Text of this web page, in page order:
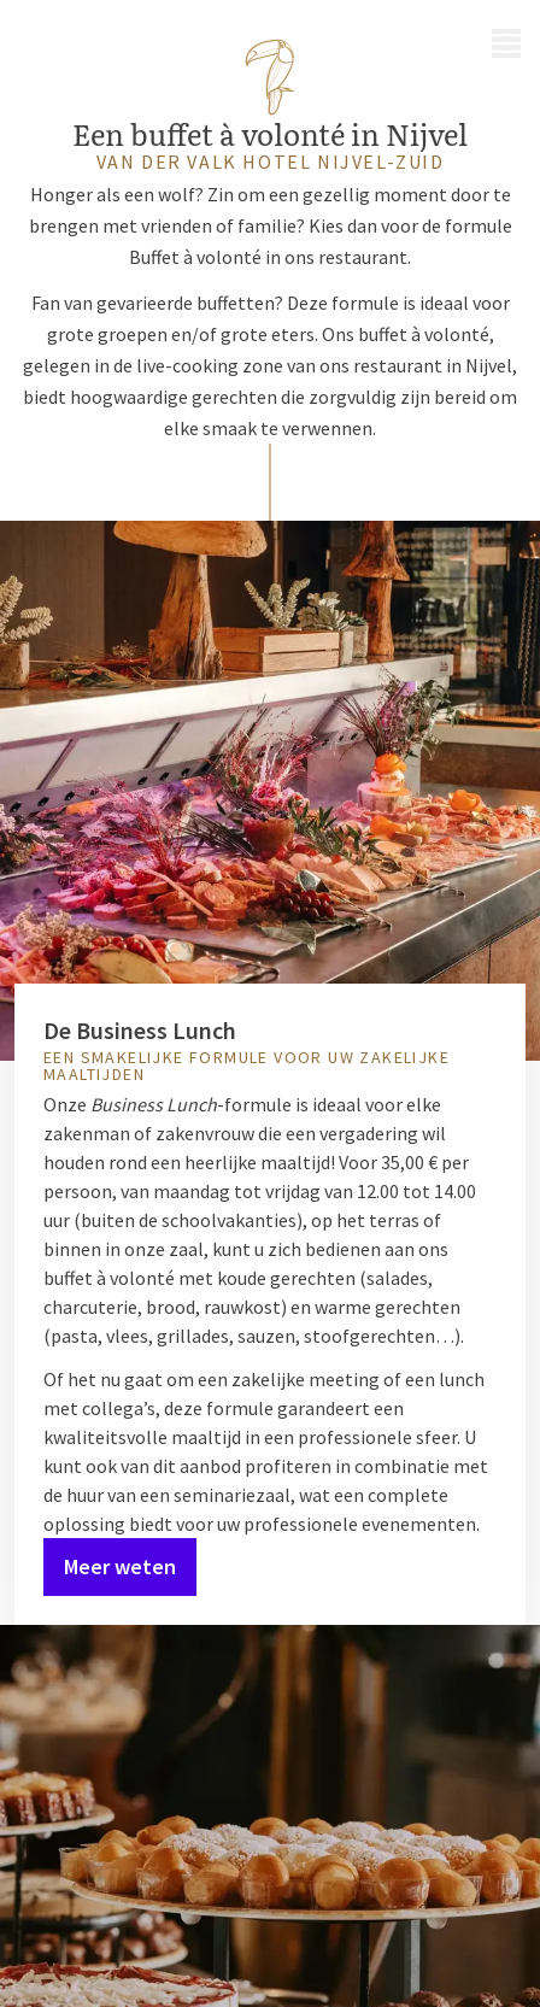
Een buffet à volonté in Nijvel
VAN DER VALK HOTEL NIJVEL-ZUID
Honger als een wolf? Zin om een gezellig moment door te
brengen met vrienden of familie? Kies dan voor de formule
Buffet à volonté in ons restaurant.
Fan van gevarieerde buffetten? Deze formule is ideaal voor
grote groepen en/of grote eters. Ons buffet à volonté,
gelegen in de live-cooking zone van ons restaurant in Nijvel,
biedt hoogwaardige gerechten die zorgvuldig zijn bereid om
elke smaak te verwennen.
De Business Lunch
EEN SMAKELIJKE FORMULE VOOR UW ZAKELIJKE
MAALTIJDEN
Onze Business Lunch-formule is ideaal voor elke
zakenman of zakenvrouw die een vergadering wil
houden rond een heerlijke maaltijd! Voor 35,00 € per
persoon, van maandag tot vrijdag van 12.00 tot 14.00
uur (buiten de schoolvakanties), op het terras of
binnen in onze zaal, kunt u zich bedienen aan ons
buffet à volonté met koude gerechten (salades,
charcuterie, brood, rauwkost) en warme gerechten
(pasta, vlees, grillades, sauzen, stoofgerechten…).
Of het nu gaat om een zakelijke meeting of een lunch
met collega’s, deze formule garandeert een
kwaliteitsvolle maaltijd in een professionele sfeer. U
kunt ook van dit aanbod profiteren in combinatie met
de huur van een seminariezaal, wat een complete
oplossing biedt voor uw professionele evenementen.
Meer weten